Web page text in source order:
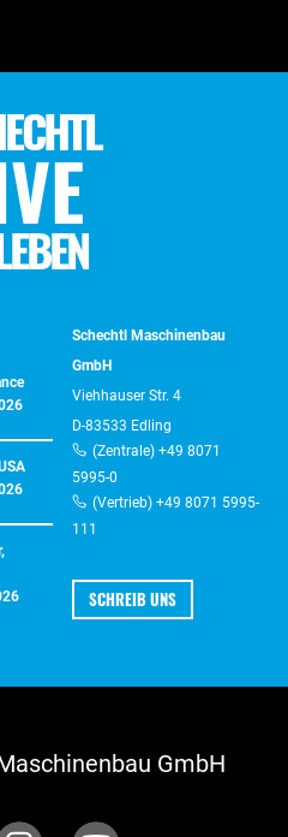
Schechtl Maschinenbau
GmbH
Viehhauser Str. 4
D-83533 Edling
(Zentrale) +49 8071
5995-0
(Vertrieb) +49 8071 5995-
111
SCHREIB UNS
GmbH